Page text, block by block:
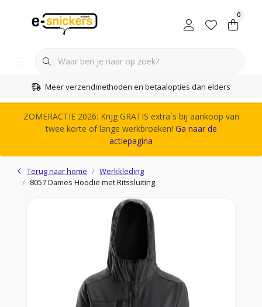
0
Meer verzendmethoden en betaalopties dan elders
ZOMERACTIE 2026: Krijg GRATIS extra´s bij aankoop van
twee korte of lange werkbroeken! Ga naar de
actiepagina
Terug naar home
Werkkleding
8057 Dames Hoodie met Ritssluiting